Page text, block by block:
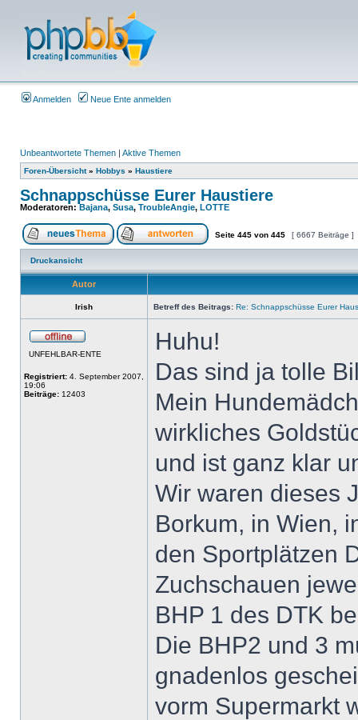
Anmelden Neue Ente anmelden
Unbeantwortete Themen | Aktive Themen
Foren-Übersicht» Hobbys » Haustiere
Schnappschüsse Eurer Haustiere
Moderatoren:Bajana, Susa, TroubleAngie, LOTTE
Seite 445 von 445 [ 6667 Beiträge ]
Druckansicht
Autor
Irish Betreff des Beitrags: Re: Schnappschüsse Eurer
UNFEHLBAR-ENTE
Registriert: 4. September 2007,
19:06
Beiträge: 12403
Huhu!
Das sind ja tolle
Mein
wirkliches
und ist ganz klar
Wir waren dieses
Borkum, in Wien,
den Sportplätzen
Zuchschauen
BHP 1 des DTK
Die BHP2 und 3
gnadenlos
vorm Supermarkt